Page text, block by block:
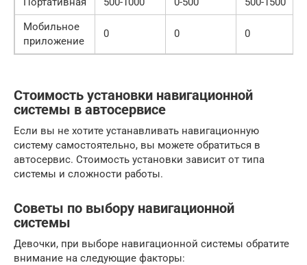
Мобильное
приложение
0 0 0
Стоимость установки навигационной
системы в автосервисе
Если вы не хотите устанавливать навигационную
систему самостоятельно, вы можете обратиться в
автосервис. Стоимость установки зависит от типа
системы и сложности работы.
Советы по выбору навигационной
системы
Девочки, при выборе навигационной системы обратите
внимание на следующие факторы: